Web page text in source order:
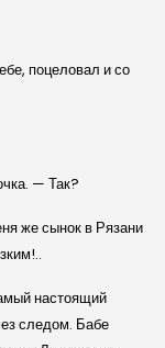
поцеловал и со
— Так?
же сынок в Рязани
настоящий
следом. Бабе